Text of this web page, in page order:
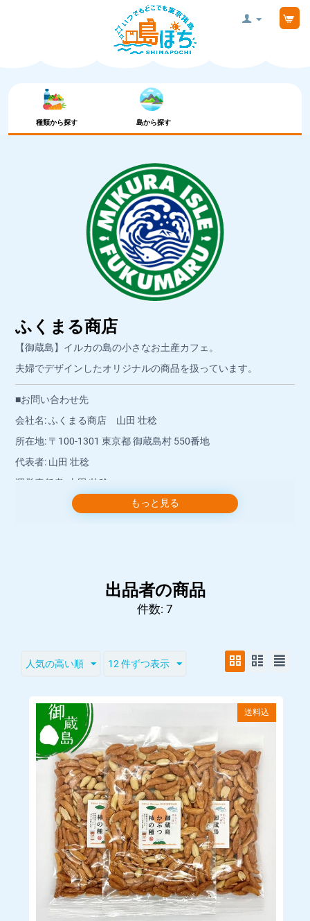
種類から探す 島から探す
ふくまる商店
【御蔵島】イルカの島の小さなお土産カフェ。
夫婦でデザインしたオリジナルの商品を扱っています。
■お問い合わせ先
会社名: ふくまる商店 山田 壮稔
所在地: 〒100-1301 東京都 御蔵島村 550番地
代表者: 山田 壮稔
運営責任者: 山田 壮稔
店舗連絡先: info@290.tokyo
ご注文は 24 時間受け付けております。
7:00~19:00
※ お問い合わせには2営業日以内に返答致します。
■販売価格
購入手続きの際に画面に表示されます。消費税は内税として表
示しております。
■販売価格以外でお客様に発生する金銭
当サイトのページの閲覧、コンテンツ購入、ソフトウェアのダ
ウンロード等に必要とな るインターネット接続料金、通信料金
は、お客様のご負担となります。
全ての商品がメール便、送料無料となっています。
もっと見る
出品者の商品
件数: 7
人気の高い順 12 件ずつ表示
送料込